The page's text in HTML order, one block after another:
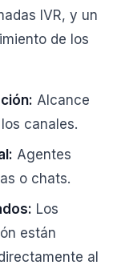
IVR, y un
de los
Alcance
canales.
Agentes
o chats.
Los
están
al